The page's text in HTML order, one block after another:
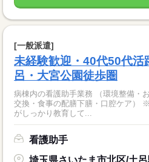
[一般派遣]
未経験歓迎・40代50代活
呂・大宮公園徒歩圏
病棟内の看護助手業務 （環境整備・
交換・食事の配膳下膳・口腔ケア）
がしっかり教育して...
看護助手
埼玉県さいたま市北区/土呂